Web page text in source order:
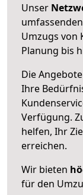
Unser
Umzugs von
Planung bis
Die
Ihre
Verfügung.
helfen, Ihr
erreichen.
Wir bieten
für den